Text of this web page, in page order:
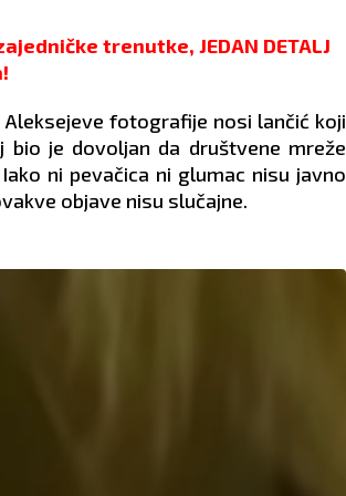
trenutke, JEDAN DETALJ
fotografije nosi lančić koji
bio je dovoljan da društvene mreže
ni pevačica ni glumac nisu javno
objave nisu slučajne.